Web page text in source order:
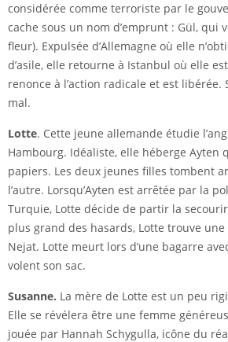
considérée comme terroriste par le
cache sous un nom d’emprunt : Gül, qui
fleur). Expulsée d’Allemagne où elle
d’asile, elle retourne à Istanbul où elle
renonce à l’action radicale et est libérée.
mal.
Lotte. Cette jeune allemande étudie
Hambourg. Idéaliste, elle héberge Ayten
papiers. Les deux jeunes filles tombent
l’autre. Lorsqu’Ayten est arrêtée par la
Turquie, Lotte décide de partir la
plus grand des hasards, Lotte trouve
Nejat. Lotte meurt lors d’une bagarre
volent son sac.
Susanne. La mère de Lotte est un peu
Elle se révélera être une femme
jouée par Hannah Schygulla, icône du